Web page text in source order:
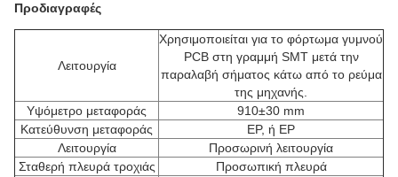
Προδιαγραφές
Λειτουργία
Χρησιμοποιείται για το φόρτωμα γυμνού
PCB στη γραμμή SMT μετά την
παραλαβή σήματος κάτω από το ρεύμα
της μηχανής.
Υψόμετρο μεταφοράς
910±30 mm
Κατεύθυνση μεταφοράς
ΕΡ, ή ΕΡ
Λειτουργία
Προσωρινή λειτουργία
Σταθερή πλευρά τροχιάς
Προσωπική πλευρά